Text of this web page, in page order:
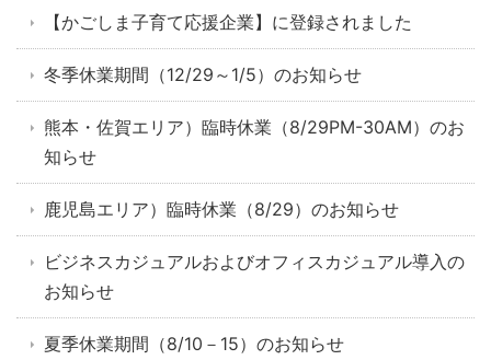
【かごしま子育て応援企業】に登録されました
冬季休業期間（12/29～1/5）のお知らせ
熊本・佐賀エリア）臨時休業（8/29PM-30AM）のお
知らせ
鹿児島エリア）臨時休業（8/29）のお知らせ
ビジネスカジュアルおよびオフィスカジュアル導入の
お知らせ
夏季休業期間（8/10－15）のお知らせ